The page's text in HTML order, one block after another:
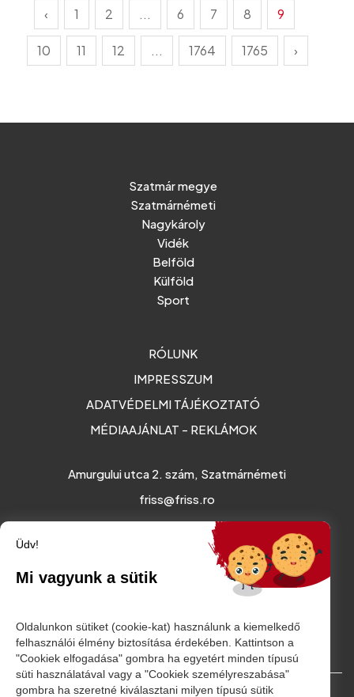
‹ 1 2 ... 6 7 8 9
10 11 12 ... 1764 1765 ›
Szatmár megye
Szatmárnémeti
Nagykároly
Vidék
Belföld
Külföld
Sport
RÓLUNK
IMPRESSZUM
ADATVÉDELMI TÁJÉKOZTATÓ
MÉDIAAJÁNLAT - REKLÁMOK
Amurgului utca 2. szám, Szatmárnémeti
friss@friss.ro
Üdv!
Mi vagyunk a sütik
Oldalunkon sütiket (cookie-kat) használunk a kiemelkedő
felhasználói élmény biztosítása érdekében. Kattintson a
"Cookiek elfogadása" gombra ha egyetért minden típusú
süti használatával vagy a "Cookiek személyreszabása"
gombra ha szeretné kiválasztani milyen típusú sütik